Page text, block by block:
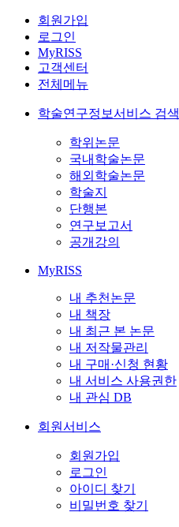
회원가입
로그인
MyRISS
고객센터
전체메뉴
학술연구정보서비스 검색
학위논문
국내학술논문
해외학술논문
학술지
단행본
연구보고서
공개강의
MyRISS
내 추천논문
내 책장
내 최근 본 논문
내 저작물관리
내 구매·신청 현황
내 서비스 사용권한
내 관심 DB
회원서비스
회원가입
로그인
아이디 찾기
비밀번호 찾기